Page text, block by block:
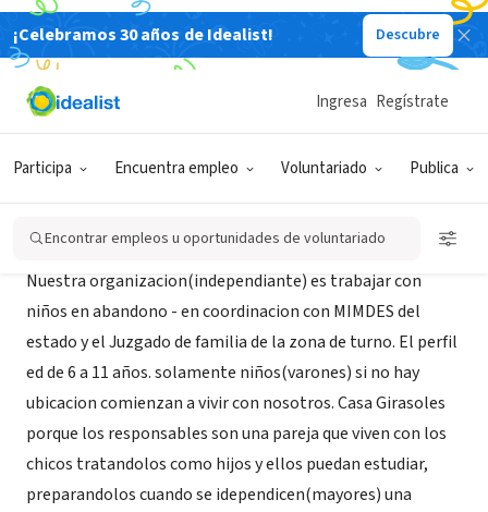
¡Celebramos 30 años de Idealist! Descubre
Participa Encuentra empleo Voluntariado Publica
Ingresa Regístrate
Encontrar empleos u oportunidades de voluntariado
ORGANIZACIÓN SIN FIN DE LUCRO
CASA GIRASOLES KAWAI
Nuestra organizacion(independiante) es trabajar con
niños en abandono - en coordinacion con MIMDES del
estado y el Juzgado de familia de la zona de turno. El perfil
ed de 6 a 11 años. solamente niños(varones) si no hay
ubicacion comienzan a vivir con nosotros. Casa Girasoles
porque los responsables son una pareja que viven con los
chicos tratandolos como hijos y ellos puedan estudiar,
preparandolos cuando se idependicen(mayores) una